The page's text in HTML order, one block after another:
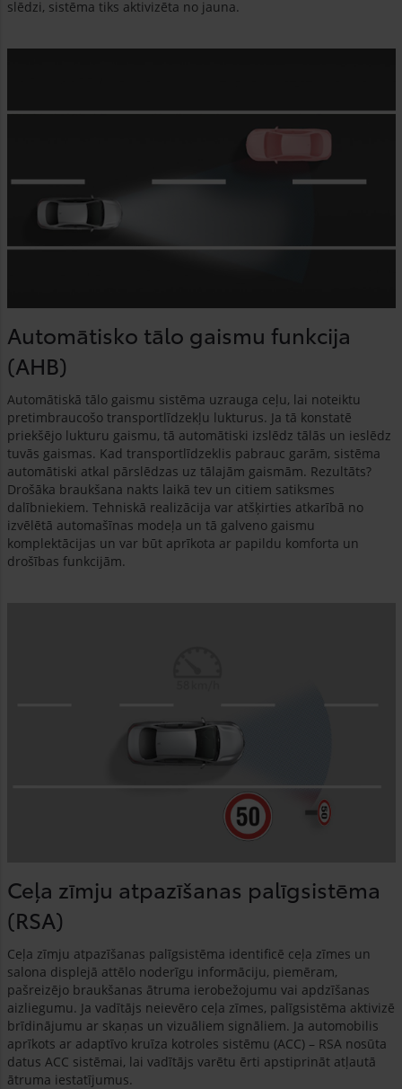
slēdzi, sistēma tiks aktivizēta no jauna.
Automātisko tālo gaismu funkcija
(AHB)
Automātiskā tālo gaismu sistēma uzrauga ceļu, lai noteiktu
pretimbraucošo transportlīdzekļu lukturus. Ja tā konstatē
priekšējo lukturu gaismu, tā automātiski izslēdz tālās un ieslēdz
tuvās gaismas. Kad transportlīdzeklis pabrauc garām, sistēma
automātiski atkal pārslēdzas uz tālajām gaismām. Rezultāts?
Drošāka braukšana nakts laikā tev un citiem satiksmes
dalībniekiem. Tehniskā realizācija var atšķirties atkarībā no
izvēlētā automašīnas modeļa un tā galveno gaismu
komplektācijas un var būt aprīkota ar papildu komforta un
drošības funkcijām.
Ceļa zīmju atpazīšanas palīgsistēma
(RSA)
Ceļa zīmju atpazīšanas palīgsistēma identificē ceļa zīmes un
salona displejā attēlo noderīgu informāciju, piemēram,
pašreizējo braukšanas ātruma ierobežojumu vai apdzīšanas
aizliegumu. Ja vadītājs neievēro ceļa zīmes, palīgsistēma aktivizē
brīdinājumu ar skaņas un vizuāliem signāliem. Ja automobilis
aprīkots ar adaptīvo kruīza kotroles sistēmu (ACC) – RSA nosūta
datus ACC sistēmai, lai vadītājs varētu ērti apstiprināt atļautā
ātruma iestatījumus.